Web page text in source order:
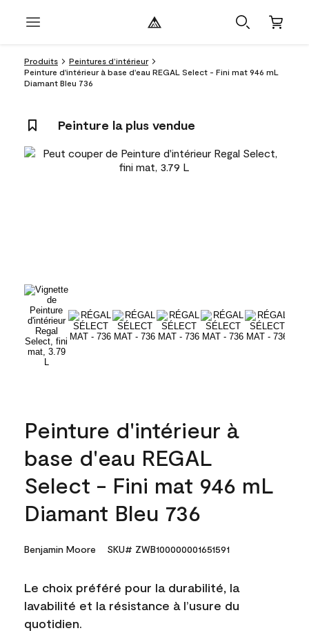
Produits
Peintures d’intérieur
Peinture d'intérieur à base d'eau REGAL Select - Fini mat 946 mL
Diamant Bleu 736
Peinture la plus vendue
Peinture d'intérieur à
base d'eau REGAL
Select - Fini mat 946 mL
Diamant Bleu 736
Benjamin Moore SKU# ZWB100000001651591
Le choix préféré pour la durabilité, la
lavabilité et la résistance à l’usure du
quotidien.